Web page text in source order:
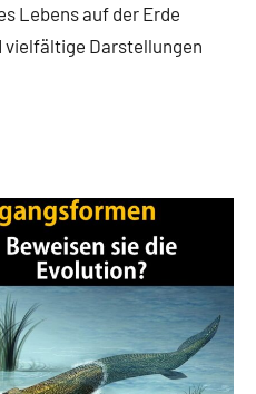
Lebens auf der Erde
Darstellungen